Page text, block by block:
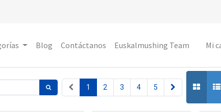
Blog Contáctanos Euskalmushing Team Mi
1 2 3 4 5